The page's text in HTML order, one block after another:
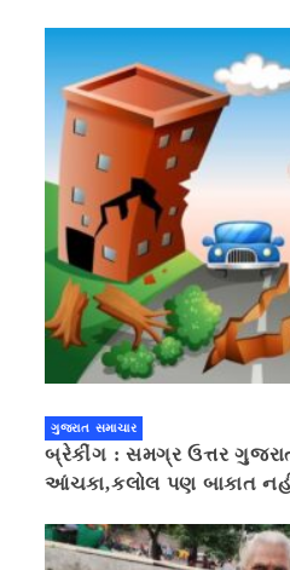
ગુજરાત સમાચાર
બ્રેકીંગ : સમગ્ર ઉત્તર
આંચકા,કલોલ પણ બાકાત